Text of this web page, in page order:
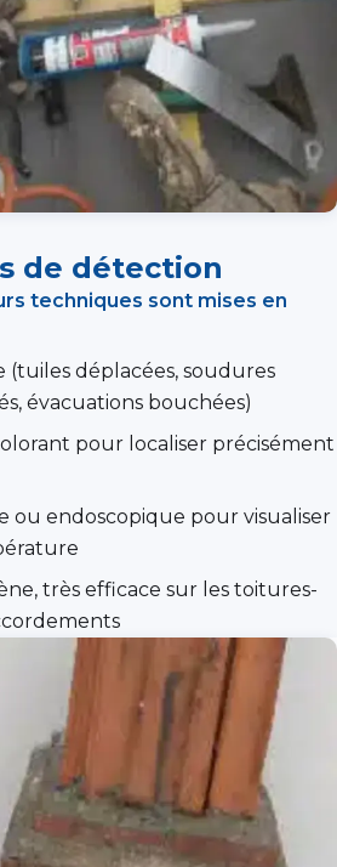
de détection
techniques sont mises en
(tuiles déplacées, soudures
évacuations bouchées)
pour localiser précisément
ou endoscopique pour visualiser
très efficace sur les toitures-